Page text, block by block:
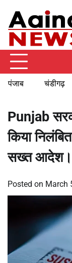
content
पंजाब चंडीगढ़
Punjab
किया
सख्त आदेश।
Posted on March